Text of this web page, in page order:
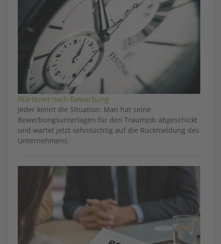
Wartezeit nach Bewerbung
Jeder kennt die Situation: Man hat seine
Bewerbungsunterlagen für den Traumjob abgeschickt
und wartet jetzt sehnsüchtig auf die Rückmeldung des
Unternehmens.